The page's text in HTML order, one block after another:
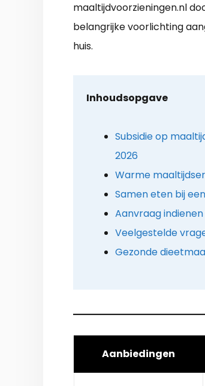
maaltijdvoorzieningen.nl
belangrijke voorlichting
huis.
Inhoudsopgave
Subsidie op
2026
Warme
Samen eten bij
Aanvraag
Veelgestelde
Gezonde
Aanbiedingen